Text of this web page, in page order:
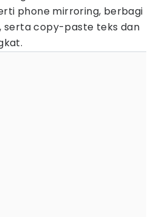
phone mirroring, berbagi
serta copy-paste teks dan